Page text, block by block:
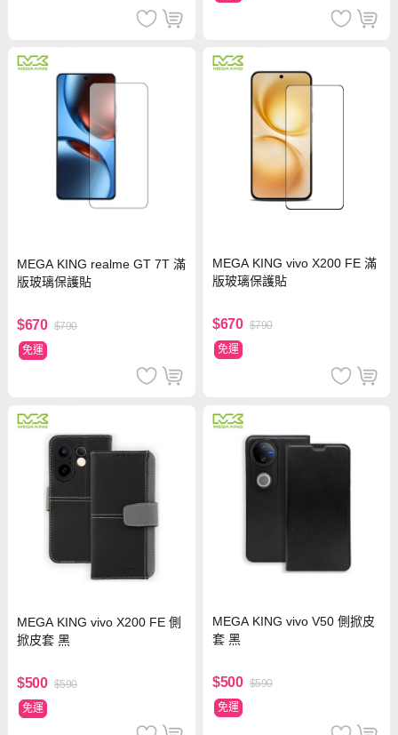
MEGA KING realme GT 7T 滿
版玻璃保護貼
$670 $790
免運
MEGA KING vivo X200 FE 滿
版玻璃保護貼
$670 $790
免運
MEGA KING vivo X200 FE 側
掀皮套 黑
$500 $590
免運
MEGA KING vivo V50 側掀皮
套 黑
$500 $590
免運